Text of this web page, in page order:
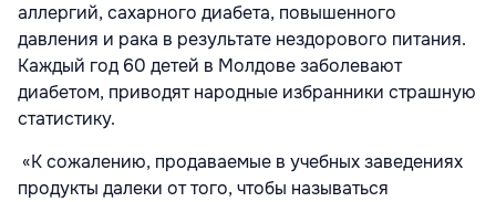
аллергий, сахарного диабета, повышенного
давления и рака в результате нездорового питания.
Каждый год 60 детей в Молдове заболевают
диабетом, приводят народные избранники страшную
статистику.
«К сожалению, продаваемые в учебных заведениях
продукты далеки от того, чтобы называться